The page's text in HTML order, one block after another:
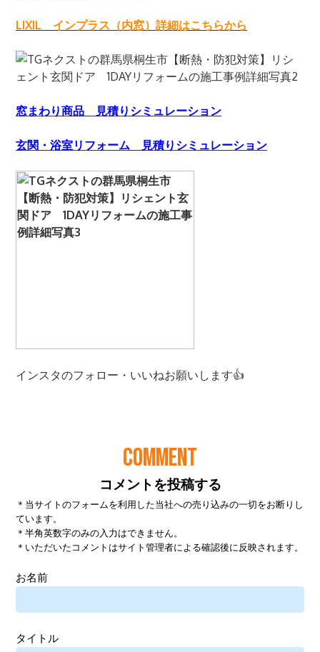
COMMENT
コメントを投稿する
＊当サイトのフォームを利用した当社への売り込みの一切をお断りし
ています。
＊半角英数字のみの入力はできません。
＊いただいたコメントはサイト管理者による確認後に反映されます。
お名前
タイトル